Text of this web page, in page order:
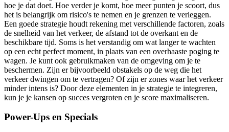
hoe je dat doet. Hoe verder je komt, hoe meer punten je scoort, dus
het is belangrijk om risico's te nemen en je grenzen te verleggen.
Een goede strategie houdt rekening met verschillende factoren, zoals
de snelheid van het verkeer, de afstand tot de overkant en de
beschikbare tijd. Soms is het verstandig om wat langer te wachten
op een echt perfect moment, in plaats van een overhaaste poging te
wagen. Je kunt ook gebruikmaken van de omgeving om je te
beschermen. Zijn er bijvoorbeeld obstakels op de weg die het
verkeer dwingen om te vertragen? Of zijn er zones waar het verkeer
minder intens is? Door deze elementen in je strategie te integreren,
kun je je kansen op succes vergroten en je score maximaliseren.
Power-Ups en Specials